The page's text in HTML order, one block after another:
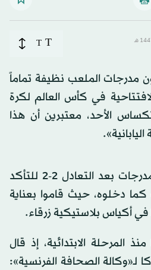
T
T
مدرجات الملعب نظيفة تماماً
في كأس العالم لكرة
الأحد، معتبرين أن هذا
وبقي المتفرجون في المدرجات بعد التعادل 2-2 للتأكد
دخلوه، حيث قاموا بعناية
في أكياس بلاستيكية زرقاء.
المرحلة الابتدائية، إذ قال
لـ«وكالة الصحافة الفرنسية»: